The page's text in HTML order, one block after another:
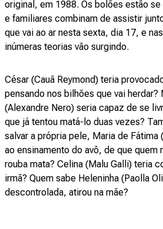
original, em 1988. Os bolões estão
e familiares combinam de assistir
que vai ao ar nesta sexta, dia 17, e
inúmeras teorias vão surgindo.
César (Cauã Reymond) teria
pensando nos bilhões que vai herdar?
(Alexandre Nero) seria capaz de se
que já tentou matá-lo duas vezes?
salvar a própria pele, Maria de Fátima
ao ensinamento do avô, de que quem
rouba mata? Celina (Malu Galli) teria
irmã? Quem sabe Heleninha (Paolla
descontrolada, atirou na mãe?